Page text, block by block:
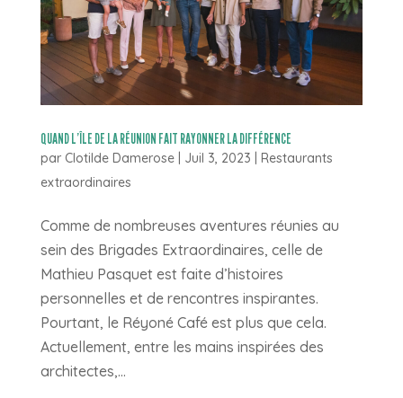
QUAND L’ÎLE DE LA RÉUNION FAIT RAYONNER LA DIFFÉRENCE
par Clotilde Damerose| Juil 3, 2023
Restaurants
extraordinaires
Comme de nombreuses aventures réunies au
sein des Brigades Extraordinaires, celle de
Mathieu Pasquet est faite d’histoires
personnelles et de rencontres inspirantes.
Pourtant, le Réyoné Café est plus que cela.
Actuellement, entre les mains inspirées des
architectes,...